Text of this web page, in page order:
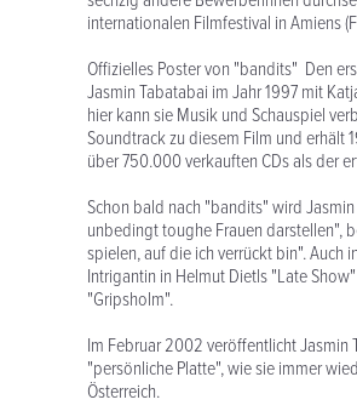
internationalen Filmfestival in Amiens
Offizielles Poster von "bandits" Den
Jasmin Tabatabai im Jahr 1997 mit
hier kann sie Musik und Schauspiel
Soundtrack zu diesem Film und erhält
über 750.000 verkauften CDs als der
Schon bald nach "bandits" wird
unbedingt toughe Frauen darstellen",
spielen, auf die ich verrückt bin". Auch
Intrigantin in Helmut Dietls "Late
"Gripsholm".
Im Februar 2002 veröffentlicht Jasmin
"persönliche Platte", wie sie immer
Österreich.